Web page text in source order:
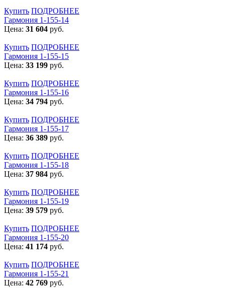
Купить ПОДРОБНЕЕ
Гармония 1-155-14
Цена: 31 604 руб.
Купить ПОДРОБНЕЕ
Гармония 1-155-15
Цена: 33 199 руб.
Купить ПОДРОБНЕЕ
Гармония 1-155-16
Цена: 34 794 руб.
Купить ПОДРОБНЕЕ
Гармония 1-155-17
Цена: 36 389 руб.
Купить ПОДРОБНЕЕ
Гармония 1-155-18
Цена: 37 984 руб.
Купить ПОДРОБНЕЕ
Гармония 1-155-19
Цена: 39 579 руб.
Купить ПОДРОБНЕЕ
Гармония 1-155-20
Цена: 41 174 руб.
Купить ПОДРОБНЕЕ
Гармония 1-155-21
Цена: 42 769 руб.